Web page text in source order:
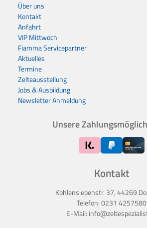
Über uns
Kontakt
Anfahrt
VIP Mittwoch
Fiamma Servicepartner
Aktuelles
Termine
Zelteausstellung
Jobs & Ausbildung
Newsletter Anmeldung
Kontakt
Kohlensiepenstr. 37, 44269
Telefon:0231 4257580
E-Mail:
Unsere